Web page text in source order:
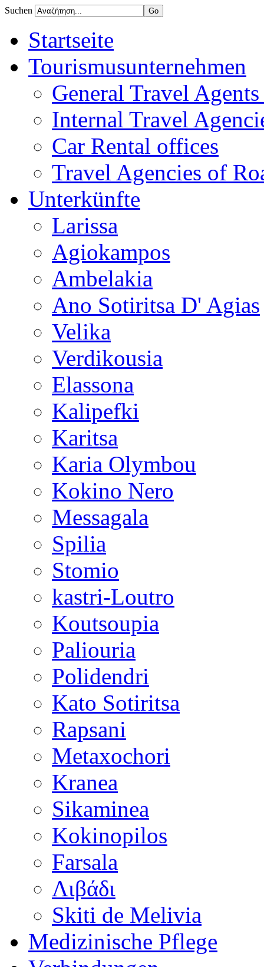
Suchen
Startseite
Tourismusunternehmen
General Travel
Internal Travel
Car Rental offices
Travel Agencies of
Unterkünfte
Larissa
Agiokampos
Ambelakia
Ano Sotiritsa D' Agias
Velika
Verdikousia
Elassona
Kalipefki
Karitsa
Karia Olymbou
Kokino Nero
Messagala
Spilia
Stomio
kastri-Loutro
Koutsoupia
Paliouria
Polidendri
Kato Sotiritsa
Rapsani
Metaxochori
Kranea
Sikaminea
Kokinopilos
Farsala
Λιβάδι
Skiti de Melivia
Medizinische Pflege